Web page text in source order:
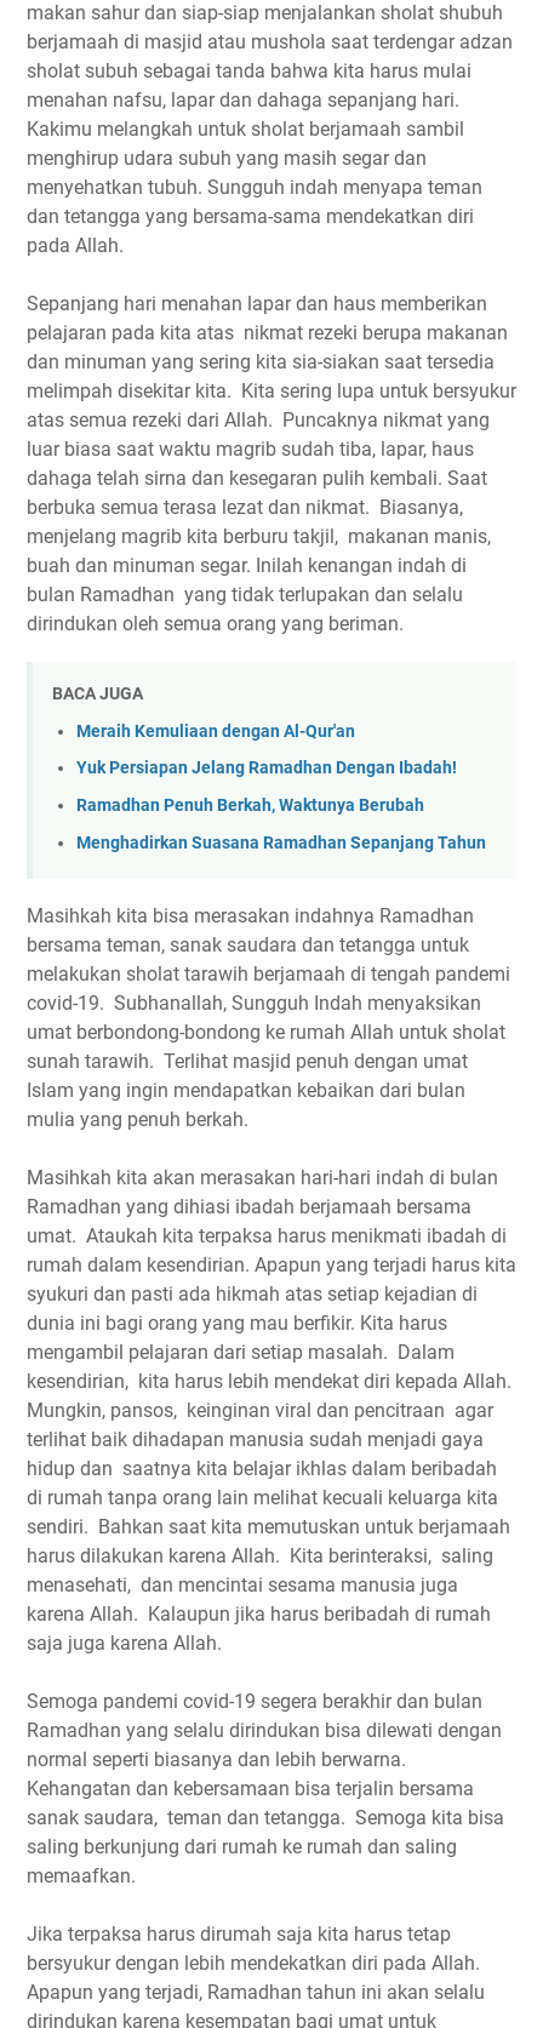
makan sahur dan siap-siap menjalankan sholat shubuh
berjamaah di masjid atau mushola saat terdengar adzan
sholat subuh sebagai tanda bahwa kita harus mulai
menahan nafsu, lapar dan dahaga sepanjang hari.
Kakimu melangkah untuk sholat berjamaah sambil
menghirup udara subuh yang masih segar dan
menyehatkan tubuh. Sungguh indah menyapa teman
dan tetangga yang bersama-sama mendekatkan diri
pada Allah.
Sepanjang hari menahan lapar dan haus memberikan
pelajaran pada kita atas nikmat rezeki berupa makanan
dan minuman yang sering kita sia-siakan saat tersedia
melimpah disekitar kita. Kita sering lupa untuk bersyukur
atas semua rezeki dari Allah. Puncaknya nikmat yang
luar biasa saat waktu magrib sudah tiba, lapar, haus
dahaga telah sirna dan kesegaran pulih kembali. Saat
berbuka semua terasa lezat dan nikmat. Biasanya,
menjelang magrib kita berburu takjil, makanan manis,
buah dan minuman segar. Inilah kenangan indah di
bulan Ramadhan yang tidak terlupakan dan selalu
dirindukan oleh semua orang yang beriman.
BACA JUGA
Meraih Kemuliaan dengan Al-Qur'an
Yuk Persiapan Jelang Ramadhan Dengan Ibadah!
Ramadhan Penuh Berkah, Waktunya Berubah
Menghadirkan Suasana Ramadhan Sepanjang Tahun
Masihkah kita bisa merasakan indahnya Ramadhan
bersama teman, sanak saudara dan tetangga untuk
melakukan sholat tarawih berjamaah di tengah pandemi
covid-19. Subhanallah, Sungguh Indah menyaksikan
umat berbondong-bondong ke rumah Allah untuk sholat
sunah tarawih. Terlihat masjid penuh dengan umat
Islam yang ingin mendapatkan kebaikan dari bulan
mulia yang penuh berkah.
Masihkah kita akan merasakan hari-hari indah di bulan
Ramadhan yang dihiasi ibadah berjamaah bersama
umat. Ataukah kita terpaksa harus menikmati ibadah di
rumah dalam kesendirian. Apapun yang terjadi harus kita
syukuri dan pasti ada hikmah atas setiap kejadian di
dunia ini bagi orang yang mau berfikir. Kita harus
mengambil pelajaran dari setiap masalah. Dalam
kesendirian, kita harus lebih mendekat diri kepada Allah.
Mungkin, pansos, keinginan viral dan pencitraan agar
terlihat baik dihadapan manusia sudah menjadi gaya
hidup dan saatnya kita belajar ikhlas dalam beribadah
di rumah tanpa orang lain melihat kecuali keluarga kita
sendiri. Bahkan saat kita memutuskan untuk berjamaah
harus dilakukan karena Allah. Kita berinteraksi, saling
menasehati, dan mencintai sesama manusia juga
karena Allah. Kalaupun jika harus beribadah di rumah
saja juga karena Allah.
Semoga pandemi covid-19 segera berakhir dan bulan
Ramadhan yang selalu dirindukan bisa dilewati dengan
normal seperti biasanya dan lebih berwarna.
Kehangatan dan kebersamaan bisa terjalin bersama
sanak saudara, teman dan tetangga. Semoga kita bisa
saling berkunjung dari rumah ke rumah dan saling
memaafkan.
Jika terpaksa harus dirumah saja kita harus tetap
bersyukur dengan lebih mendekatkan diri pada Allah.
Apapun yang terjadi, Ramadhan tahun ini akan selalu
dirindukan karena kesempatan bagi umat untuk